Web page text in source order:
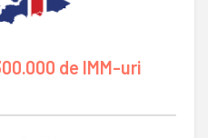
de IMM-uri